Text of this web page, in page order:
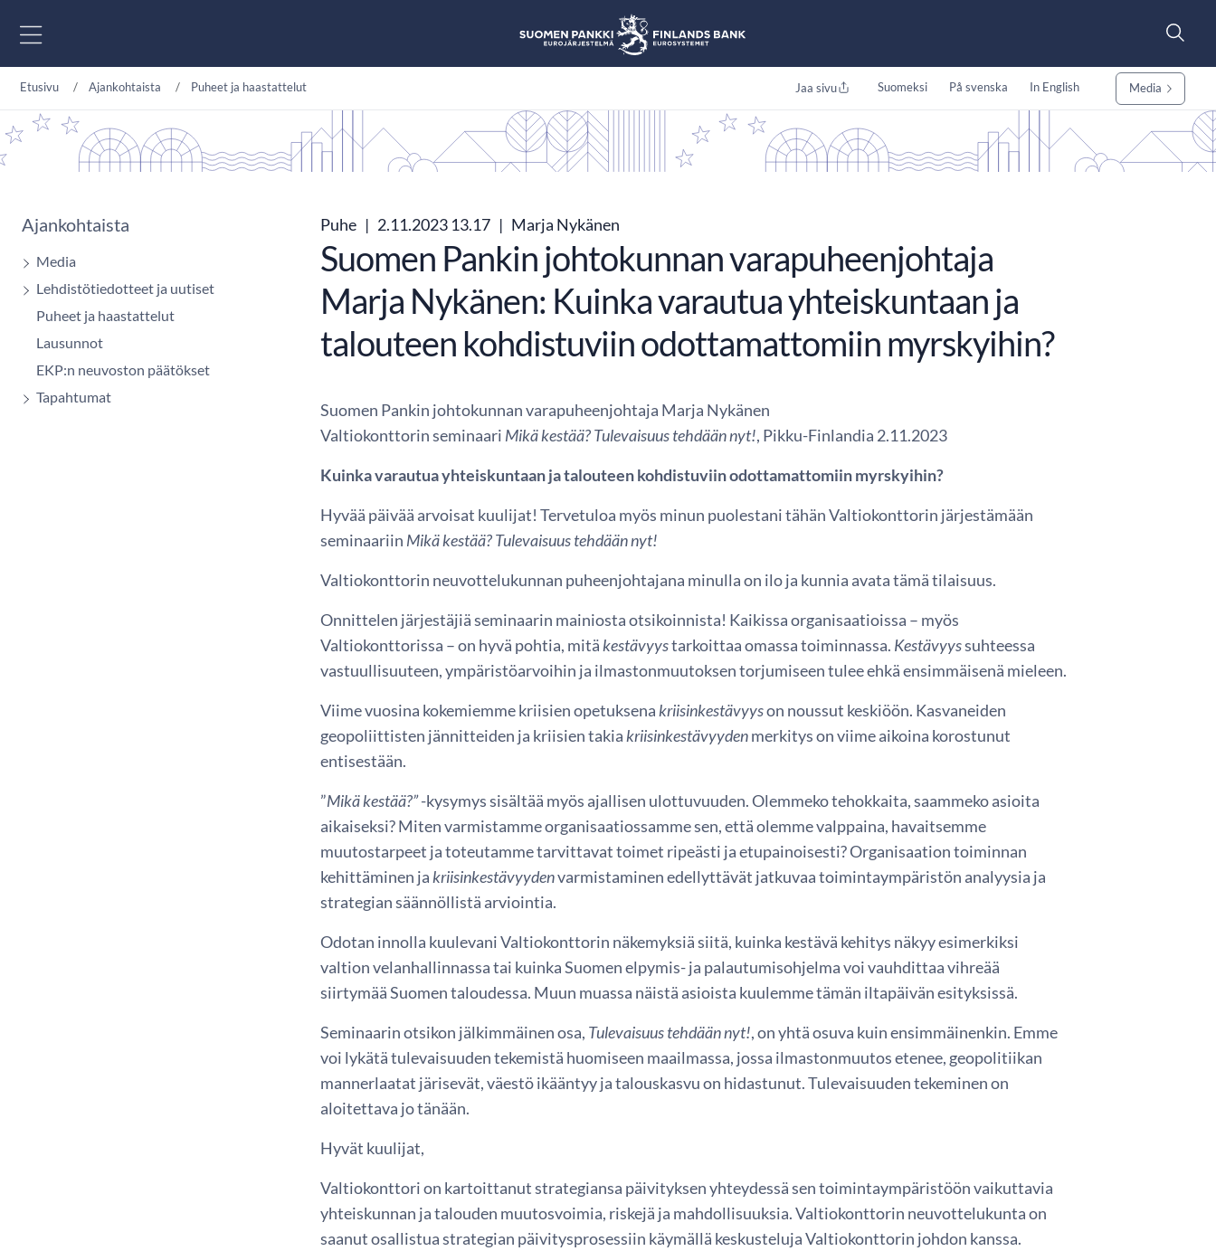
Etusivu Ajankohtaista Puheet ja haastattelut Jaa sivu Suomeksi På svenska In English Media
Ajankohtaista
Media
Lehdistötiedotteet ja uutiset
Puheet ja haastattelut
Lausunnot
EKP:n neuvoston päätökset
Tapahtumat
Puhe | 2.11.2023 13.17 | Marja Nykänen
Suomen Pankin johtokunnan varapuheenjohtaja
Marja Nykänen: Kuinka varautua yhteiskuntaan ja
talouteen kohdistuviin odottamattomiin myrskyihin?
Suomen Pankin johtokunnan varapuheenjohtaja Marja Nykänen
Valtiokonttorin seminaari Mikä kestää? Tulevaisuus tehdään nyt!, Pikku-Finlandia 2.11.2023
Kuinka varautua yhteiskuntaan ja talouteen kohdistuviin odottamattomiin myrskyihin?
Hyvää päivää arvoisat kuulijat! Tervetuloa myös minun puolestani tähän Valtiokonttorin järjestämään
seminaariin Mikä kestää? Tulevaisuus tehdään nyt!
Valtiokonttorin neuvottelukunnan puheenjohtajana minulla on ilo ja kunnia avata tämä tilaisuus.
Onnittelen järjestäjiä seminaarin mainiosta otsikoinnista! Kaikissa organisaatioissa – myös
Valtiokonttorissa – on hyvä pohtia, mitä kestävyystarkoittaa omassa toiminnassa. Kestävyyssuhteessa
vastuullisuuteen, ympäristöarvoihin ja ilmastonmuutoksen torjumiseen tulee ehkä ensimmäisenä mieleen.
Viime vuosina kokemiemme kriisien opetuksena kriisinkestävyyson noussut keskiöön. Kasvaneiden
geopoliittisten jännitteiden ja kriisien takia kriisinkestävyydenmerkitys on viime aikoina korostunut
entisestään.
”Mikä kestää?”-kysymys sisältää myös ajallisen ulottuvuuden. Olemmeko tehokkaita, saammeko asioita
aikaiseksi? Miten varmistamme organisaatiossamme sen, että olemme valppaina, havaitsemme
muutostarpeet ja toteutamme tarvittavat toimet ripeästi ja etupainoisesti? Organisaation toiminnan
kehittäminen ja kriisinkestävyydenvarmistaminen edellyttävät jatkuvaa toimintaympäristön analyysia ja
strategian säännöllistä arviointia.
Odotan innolla kuulevani Valtiokonttorin näkemyksiä siitä, kuinka kestävä kehitys näkyy esimerkiksi
valtion velanhallinnassa tai kuinka Suomen elpymis- ja palautumisohjelma voi vauhdittaa vihreää
siirtymää Suomen taloudessa. Muun muassa näistä asioista kuulemme tämän iltapäivän esityksissä.
Seminaarin otsikon jälkimmäinen osa, Tulevaisuus tehdään nyt!, on yhtä osuva kuin ensimmäinenkin. Emme
voi lykätä tulevaisuuden tekemistä huomiseen maailmassa, jossa ilmastonmuutos etenee, geopolitiikan
mannerlaatat järisevät, väestö ikääntyy ja talouskasvu on hidastunut. Tulevaisuuden tekeminen on
aloitettava jo tänään.
Hyvät kuulijat,
Valtiokonttori on kartoittanut strategiansa päivityksen yhteydessä sen toimintaympäristöön vaikuttavia
yhteiskunnan ja talouden muutosvoimia, riskejä ja mahdollisuuksia. Valtiokonttorin neuvottelukunta on
saanut osallistua strategian päivitysprosessiin käymällä keskusteluja Valtiokonttorin johdon kanssa.